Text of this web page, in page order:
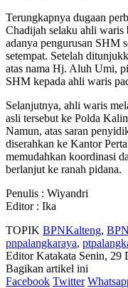
Terungkapnya dugaan
Chadijah selaku ahli waris
adanya pengurusan SHM
setempat. Setelah
atas nama Hj. Aluh Umi,
SHM kepada ahli waris
Selanjutnya, ahli waris
asli tersebut ke Polda
Namun, atas saran
diserahkan ke Kantor
memudahkan koordinasi
berlanjut ke ranah pidana.
Penulis : Wiyandri
Editor : Ika
TOPIK BPNKalteng,
pnpalangkaraya,
Editor Katakata Senin, 29
Bagikan artikel ini
Facebook Twitter